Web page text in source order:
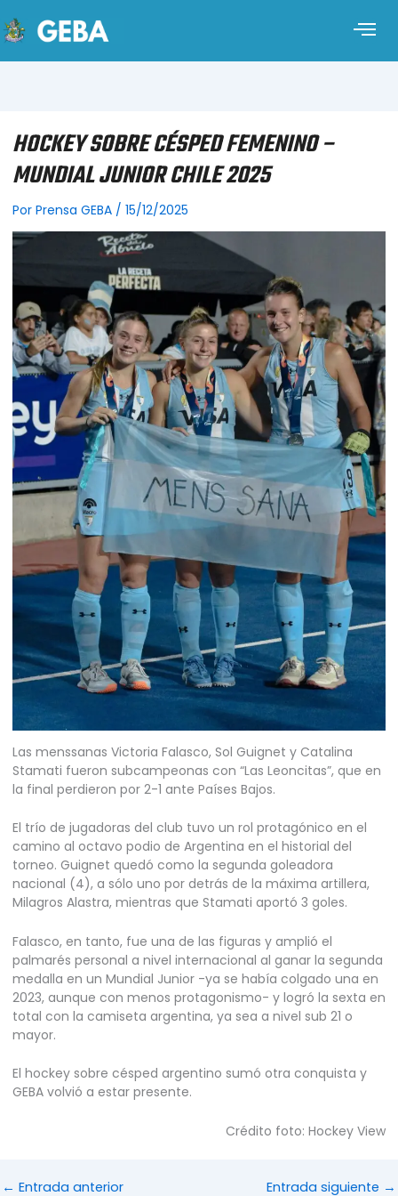
HOCKEY SOBRE CÉSPED FEMENINO –
MUNDIAL JUNIOR CHILE 2025
Por Prensa GEBA / 15/12/2025
Las menssanas Victoria Falasco, Sol Guignet y Catalina
Stamati fueron subcampeonas con “Las Leoncitas”, que en
la final perdieron por 2-1 ante Países Bajos.
El trío de jugadoras del club tuvo un rol protagónico en el
camino al octavo podio de Argentina en el historial del
torneo. Guignet quedó como la segunda goleadora
nacional (4), a sólo uno por detrás de la máxima artillera,
Milagros Alastra, mientras que Stamati aportó 3 goles.
Falasco, en tanto, fue una de las figuras y amplió el
palmarés personal a nivel internacional al ganar la segunda
medalla en un Mundial Junior -ya se había colgado una en
2023, aunque con menos protagonismo- y logró la sexta en
total con la camiseta argentina, ya sea a nivel sub 21 o
mayor.
El hockey sobre césped argentino sumó otra conquista y
GEBA volvió a estar presente.
Crédito foto: Hockey View
← Entrada anterior Entrada siguiente →